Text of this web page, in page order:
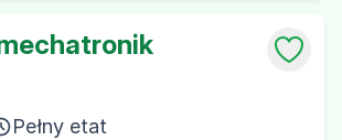
Pełny etat